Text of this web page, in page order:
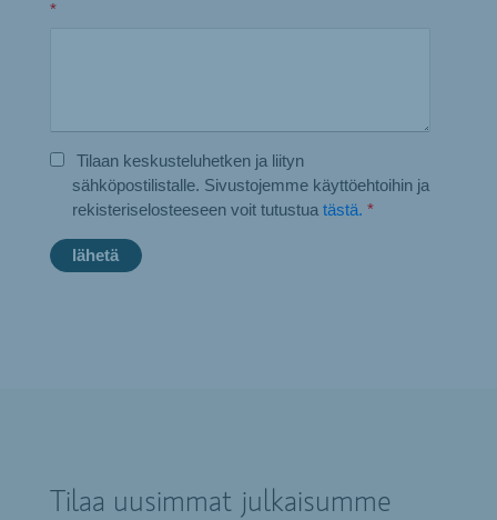
*
Tilaan keskusteluhetken ja liityn
sähköpostilistalle. Sivustojemme käyttöehtoihin ja
rekisteriselosteeseen voit tutustua tästä. *
Tilaa uusimmat julkaisumme